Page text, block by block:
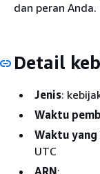
dan peran Anda.
Detail
Jenis:
Waktu
Waktu
UTC
ARN: